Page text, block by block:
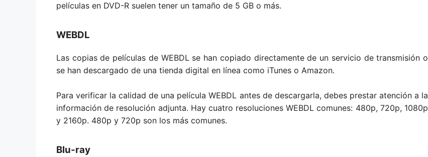
películas en DVD-R suelen tener un tamaño de 5 GB o más.
WEBDL
Las copias de películas de WEBDL se han copiado directamente de un servicio de transmisión o
se han descargado de una tienda digital en línea como iTunes o Amazon.
Para verificar la calidad de una película WEBDL antes de descargarla, debes prestar atención a la
información de resolución adjunta. Hay cuatro resoluciones WEBDL comunes: 480p, 720p, 1080p
y 2160p. 480p y 720p son los más comunes.
Blu-ray